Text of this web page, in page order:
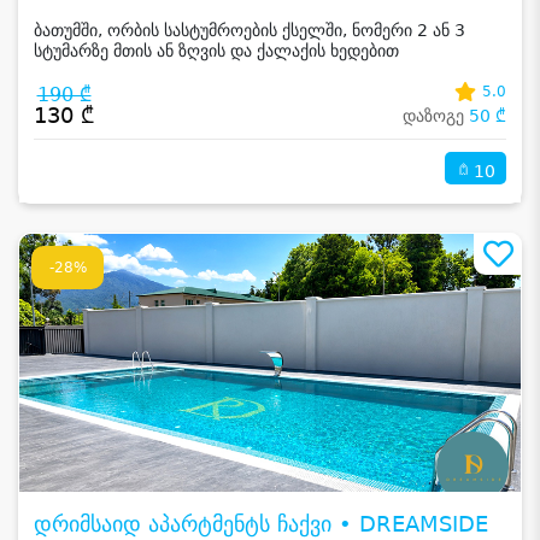
ბათუმში, ორბის სასტუმროების ქსელში, ნომერი 2 ან 3
სტუმარზე მთის ან ზღვის და ქალაქის ხედებით
190 ₾
130 ₾
5.0
დაზოგე 50 ₾
10
-28%
დრიმსაიდ აპარტმენტს ჩაქვი • DREAMSIDE